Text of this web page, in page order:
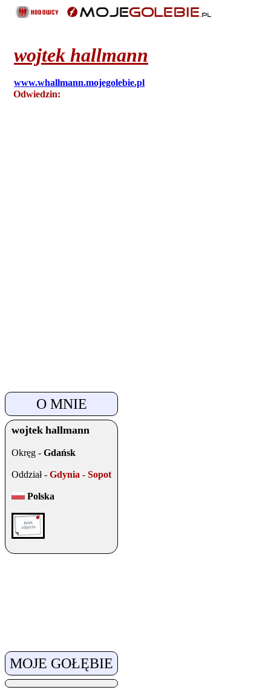
wojtek hallmann
www.whallmann.mojegolebie.pl
Odwiedzin:
O MNIE
wojtek hallmann
Okręg - Gdańsk
Oddział - Gdynia - Sopot
Polska
MOJE GOŁĘBIE